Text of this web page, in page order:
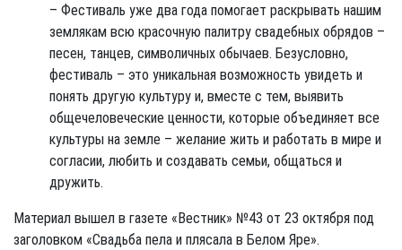
– Фестиваль уже два года помогает раскрывать нашим
землякам всю красочную палитру свадебных обрядов –
песен, танцев, символичных обычаев. Безусловно,
фестиваль – это уникальная возможность увидеть и
понять другую культуру и, вместе с тем, выявить
общечеловеческие ценности, которые объединяет все
культуры на земле – желание жить и работать в мире и
согласии, любить и создавать семьи, общаться и
дружить.
Материал вышел в газете «Вестник» №43 от 23 октября под
заголовком «Свадьба пела и плясала в Белом Яре».